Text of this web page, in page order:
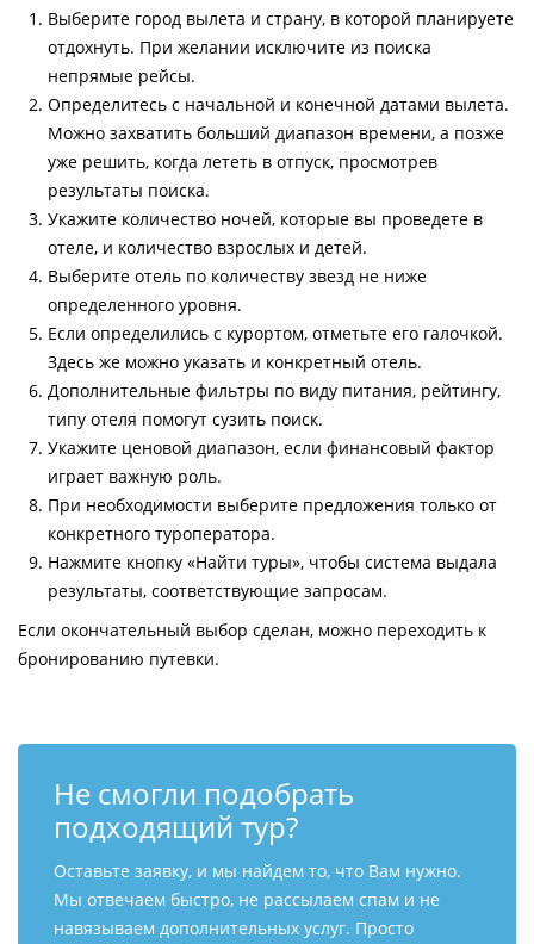
Выберите город вылета и страну, в которой планируете
отдохнуть. При желании исключите из поиска
непрямые рейсы.
Определитесь с начальной и конечной датами вылета.
Можно захватить больший диапазон времени, а позже
уже решить, когда лететь в отпуск, просмотрев
результаты поиска.
Укажите количество ночей, которые вы проведете в
отеле, и количество взрослых и детей.
Выберите отель по количеству звезд не ниже
определенного уровня.
Если определились с курортом, отметьте его галочкой.
Здесь же можно указать и конкретный отель.
Дополнительные фильтры по виду питания, рейтингу,
типу отеля помогут сузить поиск.
Укажите ценовой диапазон, если финансовый фактор
играет важную роль.
При необходимости выберите предложения только от
конкретного туроператора.
Нажмите кнопку «Найти туры», чтобы система выдала
результаты, соответствующие запросам.
Если окончательный выбор сделан, можно переходить к
бронированию путевки.
Не смогли подобрать
подходящий тур?
Оставьте заявку, и мы найдем то, что Вам нужно.
Мы отвечаем быстро, не рассылаем спам и не
навязываем дополнительных услуг. Просто